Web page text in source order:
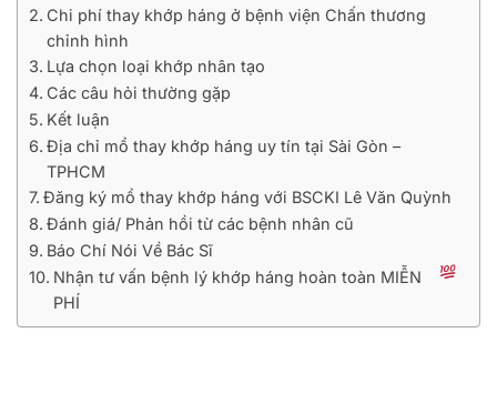
Chi phí thay khớp háng ở bệnh viện Chấn thương
chỉnh hình
Lựa chọn loại khớp nhân tạo
Các câu hỏi thường gặp
Kết luận
Địa chỉ mổ thay khớp háng uy tín tại Sài Gòn –
TPHCM
Đăng ký mổ thay khớp háng với BSCKI Lê Văn Quỳnh
Đánh giá/ Phản hồi từ các bệnh nhân cũ
Báo Chí Nói Về Bác Sĩ
Nhận tư vấn bệnh lý khớp háng hoàn toàn MIỄN
PHÍ